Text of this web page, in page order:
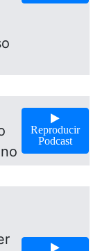
Reproducir
Podcast